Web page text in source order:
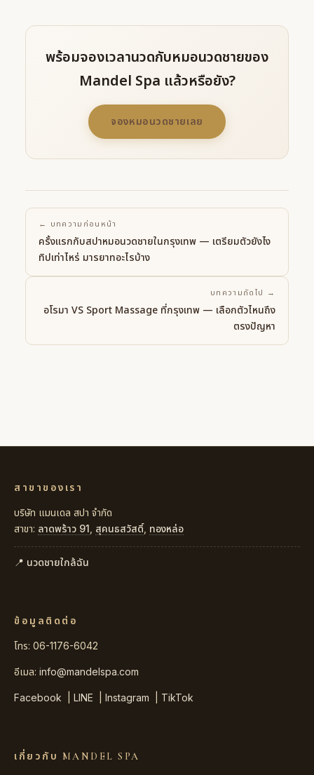
พร้อมจองเวลานวดกับหมอนวดชายของ
Mandel Spa แล้วหรือยัง?
จองหมอนวดชายเลย
← บทความก่อนหน้า
ครั้งแรกกับสปาหมอนวดชายในกรุงเทพ — เตรียมตัวยังไง
ทิปเท่าไหร่ มารยาทอะไรบ้าง
บทความถัดไป →
อโรมา VS Sport Massage ที่กรุงเทพ — เลือกตัวไหนถึง
ตรงปัญหา
สาขาของเรา
บริษัท แมนเดล สปา จำกัด
สาขา: ลาดพร้าว 91 สุคนธสวัสดิ์ ทองหล่อ
📍 นวดชายใกล้ฉัน
ข้อมูลติดต่อ
โทร: 06-1176-6042
อีเมล: info@mandelspa.com
Facebook LINE Instagram TikTok
เกี่ยวกับ MANDEL SPA